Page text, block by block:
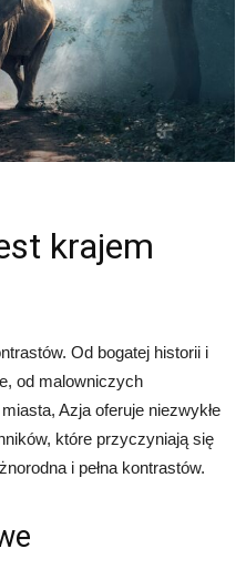
krajem
Od bogatej historii i
od malowniczych
Azja oferuje niezwykłe
które przyczyniają się
i pełna kontrastów.